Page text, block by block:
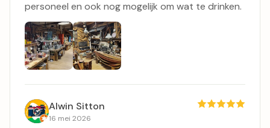
personeel en ook nog mogelijk om wat te drinken.
Alwin Sitton
16 mei 2026